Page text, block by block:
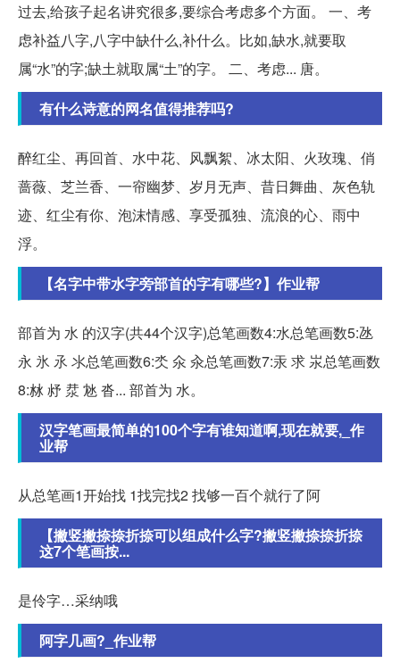
过去,给孩子起名讲究很多,要综合考虑多个方面。 一、考
虑补益八字,八字中缺什么,补什么。比如,缺水,就要取
属“水”的字;缺土就取属“土”的字。 二、考虑... 唐。
有什么诗意的网名值得推荐吗?
醉红尘、再回首、水中花、风飘絮、冰太阳、火玫瑰、俏
蔷薇、芝兰香、一帘幽梦、岁月无声、昔日舞曲、灰色轨
迹、红尘有你、泡沫情感、享受孤独、流浪的心、雨中
浮。
【名字中带水字旁部首的字有哪些?】作业帮
部首为 水 的汉字(共44个汉字)总笔画数4:水总笔画数5:氹
永 氷 氶 氺总笔画数6:氼 氽 汆总笔画数7:汞 求 汖总笔画数
8:沝 沀 汬 沊 沓... 部首为 水。
汉字笔画最简单的100个字有谁知道啊,现在就要,_作
业帮
从总笔画1开始找 1找完找2 找够一百个就行了阿
【撇竖撇捺捺折捺可以组成什么字?撇竖撇捺捺折捺
这7个笔画按...
是伶字…采纳哦
阿字几画?_作业帮